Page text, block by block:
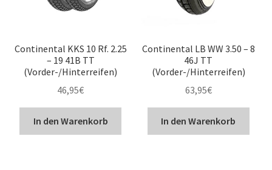
Continental KKS 10 Rf. 2.25
– 19 41B TT
(Vorder-/Hinterreifen)
46,95€
In den Warenkorb
Continental LB WW 3.50 – 8
46J TT
(Vorder-/Hinterreifen)
63,95€
In den Warenkorb